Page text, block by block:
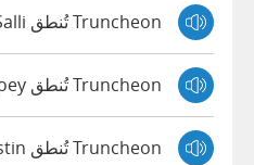
Truncheon تُنطق Salli
Truncheon تُنطق Joey
Truncheon تُنطق Justin